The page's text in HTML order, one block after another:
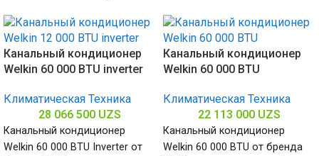
Канальный кондиционер
Welkin 60 000 BTU inverter
Климатическая Техника
28 066 500 UZS
Канальный кондиционер
Welkin 60 000 BTU Inverter от
Канальный кондиционер
Welkin 60 000 BTU
Климатическая Техника
22 113 000 UZS
Канальный кондиционер
Welkin 60 000 BTU от бренда